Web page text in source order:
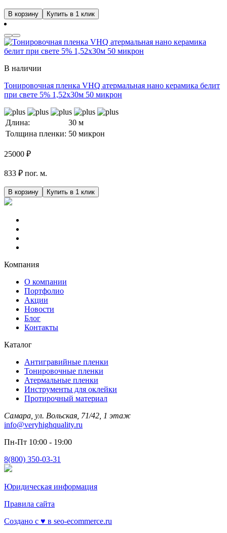
В корзину Купить в 1 клик
В наличии
Тонировочная пленка VHQ атермальная нано керамика белит
при свете 5% 1,52x30м 50 микрон
Длина:
30 м
Толщина пленки: 50 микрон
25000 ₽
833 ₽ пог. м.
В корзину Купить в 1 клик
Компания
О компании
Портфолио
Акции
Новости
Блог
Контакты
Каталог
Антигравийные пленки
Тонировочные пленки
Атермальные пленки
Инструменты для оклейки
Протирочный материал
Самара, ул. Вольская, 71/42, 1 этаж
info@veryhighquality.ru
Пн-Пт 10:00 - 19:00
8(800) 350-03-31
Юридическая информация
Правила сайта
Создано с ♥️ в seo-ecommerce.ru